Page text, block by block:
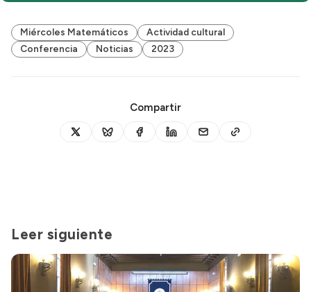
Miércoles Matemáticos
Actividad cultural
Conferencia
Noticias 2023
Compartir
Leer siguiente